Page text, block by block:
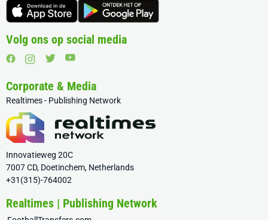
Volg ons op social media
Corporate & Media
Realtimes - Publishing Network
Innovatieweg 20C
7007 CD, Doetinchem, Netherlands
+31(315)-764002
Realtimes | Publishing Network